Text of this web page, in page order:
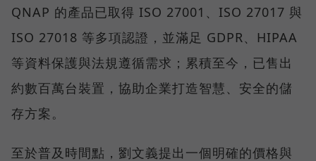
QNAP 的產品已取得 ISO 27001、ISO 27017 與
ISO 27018 等多項認證，並滿足 GDPR、HIPAA
等資料保護與法規遵循需求；累積至今，已售出
約數百萬台裝置，協助企業打造智慧、安全的儲
存方案。
至於普及時間點，劉文義提出一個明確的價格與